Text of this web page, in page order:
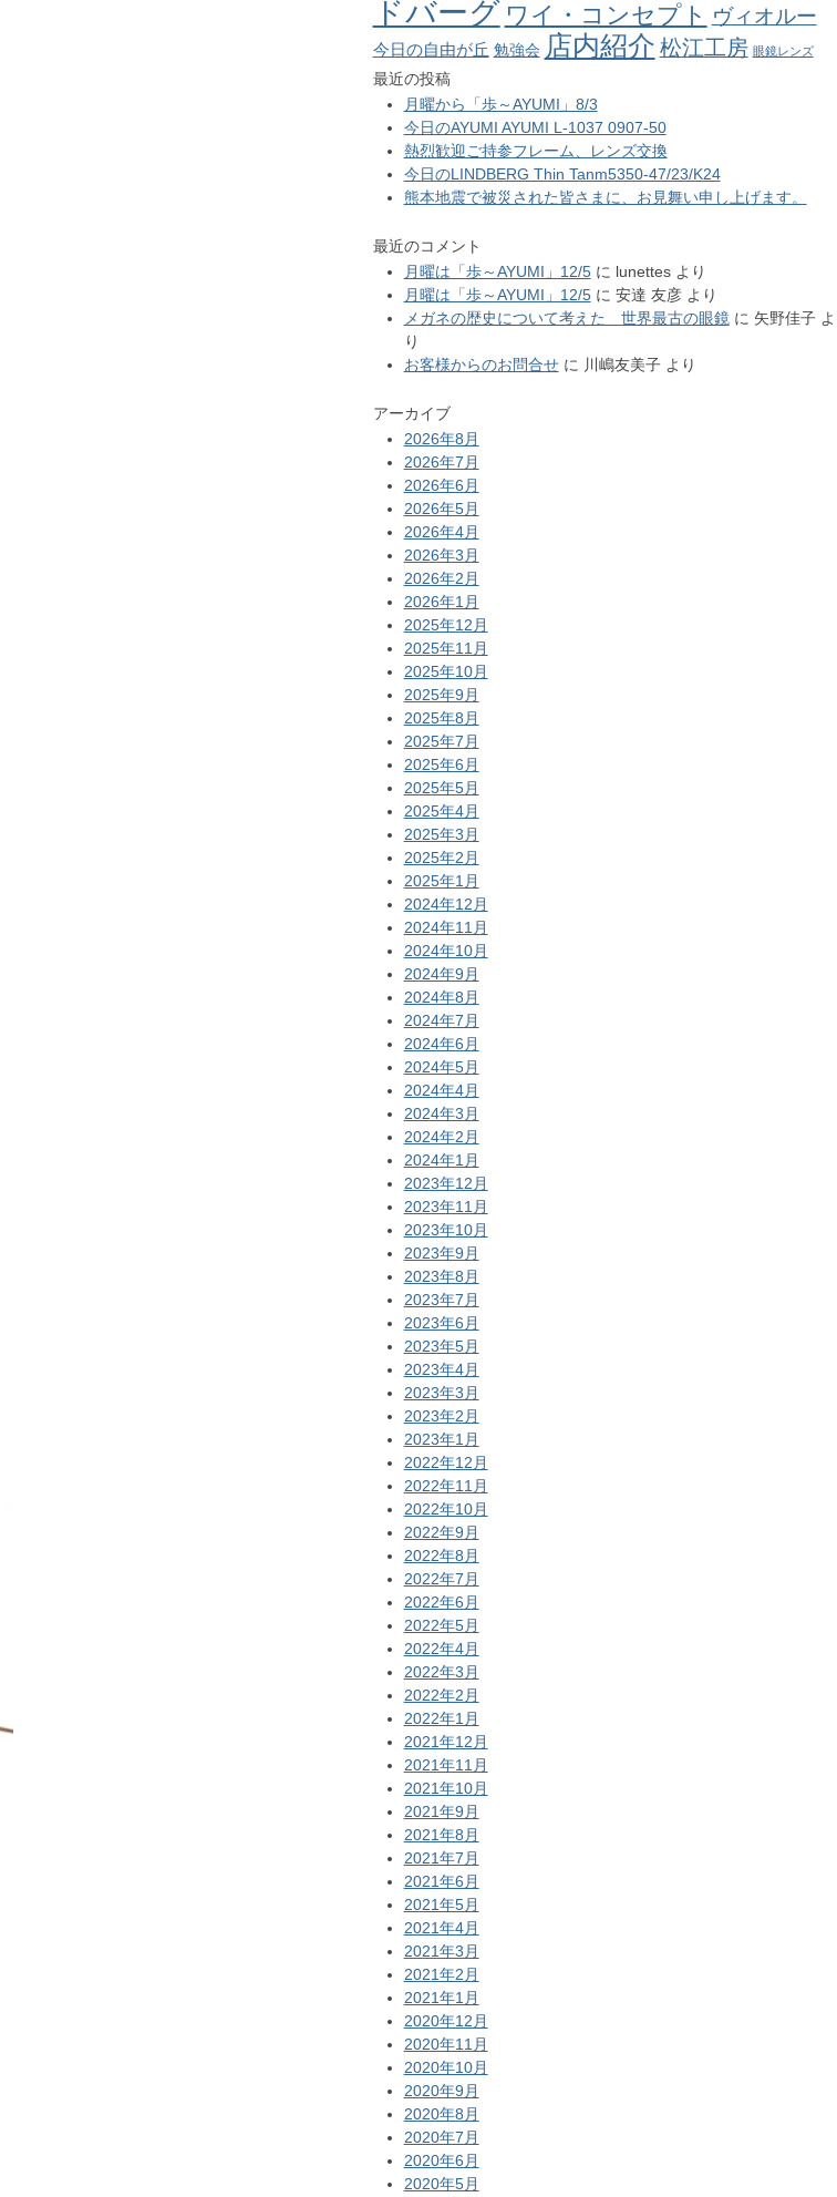
ドバーグ ワイ・コンセプト ヴィオルー
今日の自由が丘 勉強会 店内紹介 松江工房 眼鏡レンズ
最近の投稿
月曜から「歩～AYUMI」8/3
今日のAYUMI AYUMI L-1037 0907-50
熱烈歓迎ご持参フレーム、レンズ交換
今日のLINDBERG Thin Tanm5350-47/23/K24
熊本地震で被災された皆さまに、お見舞い申し上げます。
最近のコメント
月曜は「歩～AYUMI」12/5に lunettesより
月曜は「歩～AYUMI」12/5に 安達 友彦より
メガネの歴史について考えた 世界最古の眼鏡に 矢野佳子よ
り
お客様からのお問合せに 川嶋友美子より
アーカイブ
2026年8月
2026年7月
2026年6月
2026年5月
2026年4月
2026年3月
2026年2月
2026年1月
2025年12月
2025年11月
2025年10月
2025年9月
2025年8月
2025年7月
2025年6月
2025年5月
2025年4月
2025年3月
2025年2月
2025年1月
2024年12月
2024年11月
2024年10月
2024年9月
2024年8月
2024年7月
2024年6月
2024年5月
2024年4月
2024年3月
2024年2月
2024年1月
2023年12月
2023年11月
2023年10月
2023年9月
2023年8月
2023年7月
2023年6月
2023年5月
2023年4月
2023年3月
2023年2月
2023年1月
2022年12月
2022年11月
2022年10月
2022年9月
2022年8月
2022年7月
2022年6月
2022年5月
2022年4月
2022年3月
2022年2月
2022年1月
2021年12月
2021年11月
2021年10月
2021年9月
2021年8月
2021年7月
2021年6月
2021年5月
2021年4月
2021年3月
2021年2月
2021年1月
2020年12月
2020年11月
2020年10月
2020年9月
2020年8月
2020年7月
2020年6月
2020年5月